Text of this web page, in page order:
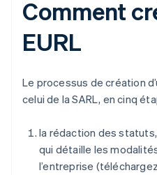
Comment
EURL
Le processus de création
celui de la SARL, en cinq
la rédaction des
qui détaille les
l’entreprise